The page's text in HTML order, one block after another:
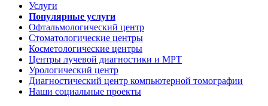
Услуги
Популярные услуги
Офтальмологический центр
Стоматологические центры
Косметологические центры
Центры лучевой диагностики и МРТ
Урологический центр
Диагностический центр компьютерной томографии
Наши социальные проекты